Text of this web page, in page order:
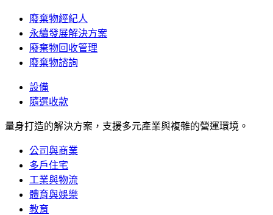
廢棄物經紀人
永續發展解決方案
廢棄物回收管理
廢棄物諮詢
設備
隨選收款
量身打造的解決方案，支援多元產業與複雜的營運環境。
公司與商業
多戶住宅
工業與物流
體育與娛樂
教育